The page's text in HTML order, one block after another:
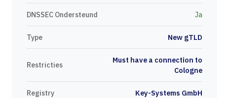
DNSSEC Ondersteund Ja
Type New gTLD
Restricties
Must have a connection to
Cologne
Registry Key-Systems GmbH